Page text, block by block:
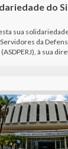
do
sua
da
à sua